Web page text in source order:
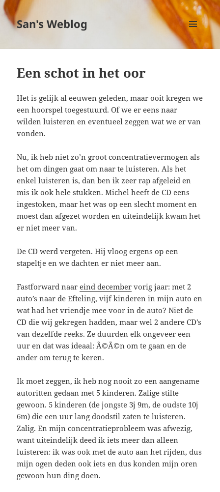
San's Weblog
MENU
EN
Een schot in het oor
Het is gelijk al eeuwen geleden, maar ooit kregen we
een hoorspel toegestuurd. Of we er eens naar
wilden luisteren en eventueel zeggen wat we er van
vonden.
Nu, ik heb niet zo’n groot concentratievermogen als
het om dingen gaat om naar te luisteren. Als het
enkel luisteren is, dan ben ik zeer rap afgeleid en
mis ik ook hele stukken. Michel heeft de CD eens
ingestoken, maar het was op een slecht moment en
moest dan afgezet worden en uiteindelijk kwam het
er niet meer van.
De CD werd vergeten. Hij vloog ergens op een
stapeltje en we dachten er niet meer aan.
Fastforward naareind december vorig jaar: met 2
auto’s naar de Efteling, vijf kinderen in mijn auto en
wat had het vriendje mee voor in de auto? Niet de
CD die wij gekregen hadden, maar wel 2 andere CD’s
van dezelfde reeks. Ze duurden elk ongeveer een
uur en dat was ideaal: Ã©Ã©n om te gaan en de
ander om terug te keren.
Ik moet zeggen, ik heb nog nooit zo een aangename
autoritten gedaan met 5 kinderen. Zalige stilte
gewoon. 5 kinderen (de jongste 3j 9m, de oudste 10j
6m) die een uur lang doodstil zaten te luisteren.
Zalig. En mijn concentratieprobleem was afwezig,
want uiteindelijk deed ik iets meer dan alleen
luisteren: ik was ook met de auto aan het rijden, dus
mijn ogen deden ook iets en dus konden mijn oren
gewoon hun ding doen.